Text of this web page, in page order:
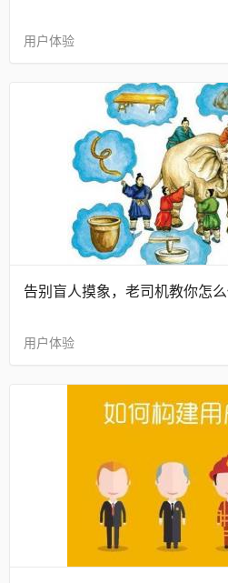
用户体验
告别盲人摸象，老司机教你怎
用户体验